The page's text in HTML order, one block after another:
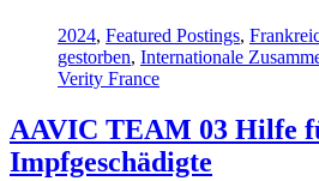
2024, Featured Postings,
gestorben, Internationale
Verity France
AAVIC TEAM 03 Hilfe
Impfgeschädigte